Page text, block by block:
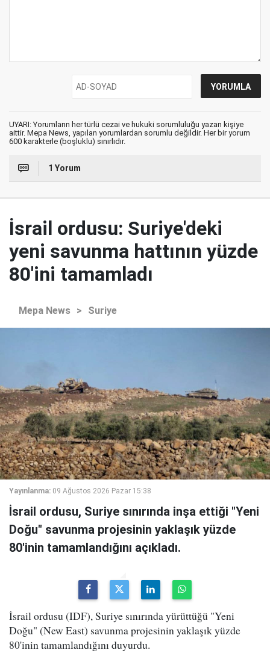
UYARI: Yorumların her türlü cezai ve hukuki sorumluluğu yazan kişiye
aittir. Mepa News, yapılan yorumlardan sorumlu değildir. Her bir yorum
600 karakterle (boşluklu) sınırlıdır.
1 Yorum
İsrail ordusu: Suriye'deki
yeni savunma hattının yüzde
80'ini tamamladı
Mepa News > Suriye
Yayınlanma: 09 Ağustos 2026 Pazar 15:38
İsrail ordusu, Suriye sınırında inşa ettiği "Yeni
Doğu" savunma projesinin yaklaşık yüzde
80'inin tamamlandığını açıkladı.
İsrail ordusu (IDF), Suriye sınırında yürüttüğü "Yeni
Doğu" (New East) savunma projesinin yaklaşık yüzde
80'inin tamamlandığını duyurdu.